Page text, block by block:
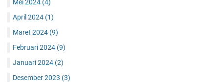
Mei 2024 (4)
April 2024 (1)
Maret 2024 (9)
Februari 2024 (9)
Januari 2024 (2)
Desember 2023 (3)